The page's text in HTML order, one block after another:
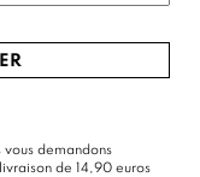
vous demandons
de 14,90 euros